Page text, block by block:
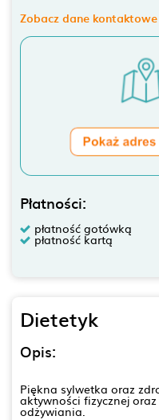
Zobacz dane kontaktowe
Płatności:
płatność gotówką
płatność kartą
Dietetyk
Opis:
Piękna sylwetka oraz
aktywności fizycznej
odżywiania.